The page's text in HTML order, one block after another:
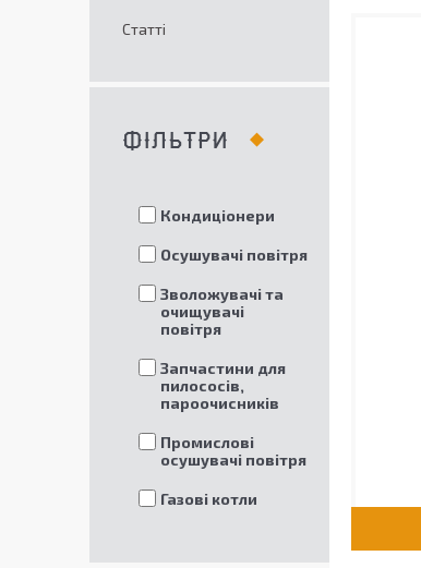
Статті
ФІЛЬТРИ
Кондиціонери
Осушувачі повітря
Зволожувачі та
очищувачі
повітря
Запчастини для
пилососів,
пароочисників
Промислові
осушувачі повітря
Газові котли